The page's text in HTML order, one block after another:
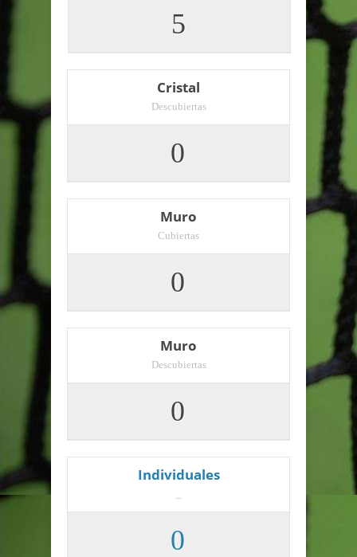
5
Cristal
Descubiertas
0
Muro
Cubiertas
0
Muro
Descubiertas
0
Individuales
0